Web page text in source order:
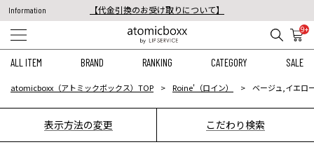
Information
【代金引換のお受け取りについて】
税込11,000円以上のご注文で送料無料！
9+
ALL ITEM BRAND RANKING CATEGORY SALE
atomicboxx（アトミックボックス）TOP Roine'（ロイン） ベージュ,イエロ
表示方法の変更 こだわり検索